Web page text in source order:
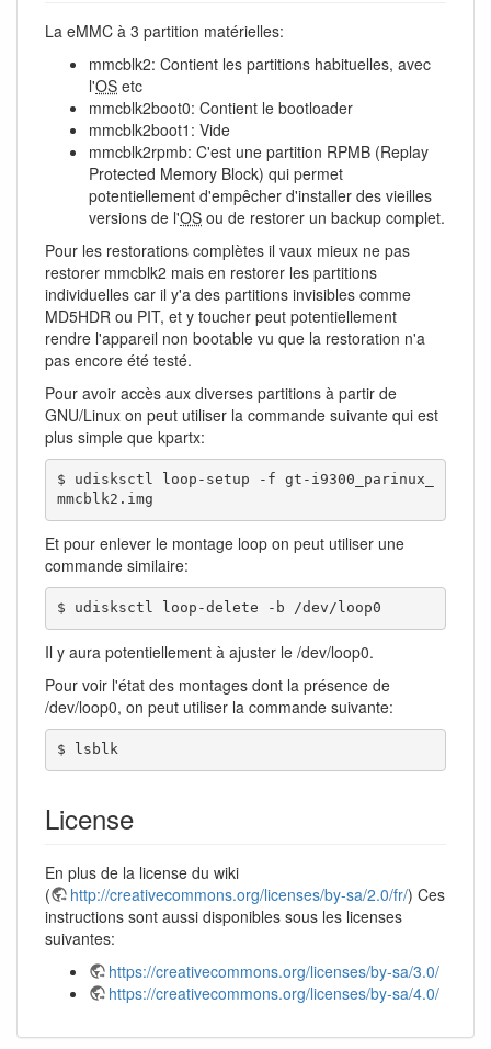
La eMMC à 3 partition matérielles:
mmcblk2: Contient les partitions habituelles, avec
l'OS etc
mmcblk2boot0: Contient le bootloader
mmcblk2boot1: Vide
mmcblk2rpmb: C'est une partition RPMB (Replay
Protected Memory Block) qui permet
potentiellement d'empêcher d'installer des vieilles
versions de l'OS ou de restorer un backup complet.
Pour les restorations complètes il vaux mieux ne pas
restorer mmcblk2 mais en restorer les partitions
individuelles car il y'a des partitions invisibles comme
MD5HDR ou PIT, et y toucher peut potentiellement
rendre l'appareil non bootable vu que la restoration n'a
pas encore été testé.
Pour avoir accès aux diverses partitions à partir de
GNU/Linux on peut utiliser la commande suivante qui est
plus simple que kpartx:
$ udisksctl loop-setup -f gt-i9300_parinux_
mmcblk2.img
Et pour enlever le montage loop on peut utiliser une
commande similaire:
$ udisksctl loop-delete -b /dev/loop0
Il y aura potentiellement à ajuster le /dev/loop0.
Pour voir l'état des montages dont la présence de
/dev/loop0, on peut utiliser la commande suivante:
$ lsblk
License
En plus de la license du wiki
(
http://creativecommons.org/licenses/by-sa/2.0/fr/) Ces
instructions sont aussi disponibles sous les licenses
suivantes:
https://creativecommons.org/licenses/by-sa/3.0/
https://creativecommons.org/licenses/by-sa/4.0/